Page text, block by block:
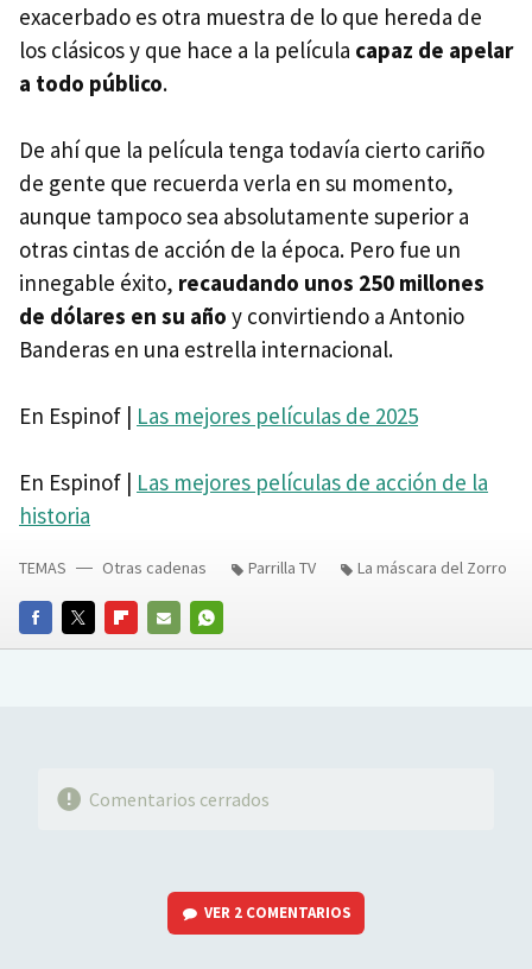
exacerbado es otra muestra de lo que hereda de
los clásicos y que hace a la película capaz de apelar
a todo público.
De ahí que la película tenga todavía cierto cariño
de gente que recuerda verla en su momento,
aunque tampoco sea absolutamente superior a
otras cintas de acción de la época. Pero fue un
innegable éxito, recaudando unos 250 millones
de dólares en su año y convirtiendo a Antonio
Banderas en una estrella internacional.
En Espinof | Las mejores películas de 2025
En Espinof | Las mejores películas de acción de la
historia
FACEBOOKTWITTERFLIPBOARD
E-
WHATSAPP
TEMAS Otras cadenas Parrilla TV La máscara del Zorro
Comentarios cerrados
VER 2 COMENTARIOS